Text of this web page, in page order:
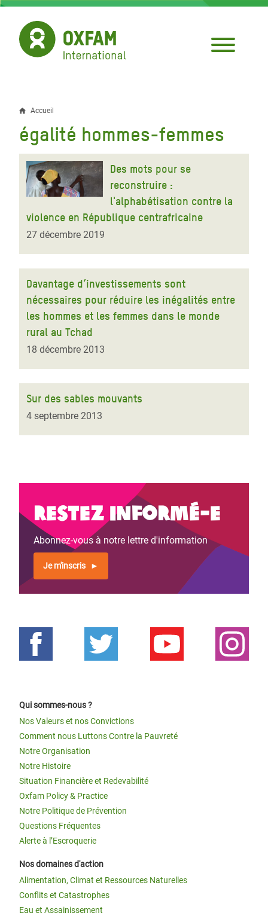
Aller
contenu
principal
Fil
d'Ariane
Accueil
égalité hommes-femmes
Des mots pour se
reconstruire :
l'alphabétisation contre la
violence en République centrafricaine
27 décembre 2019
Davantage d’investissements sont
nécessaires pour réduire les inégalités entre
les hommes et les femmes dans le monde
rural au Tchad
18 décembre 2013
Sur des sables mouvants
4 septembre 2013
Restez informé-e
Abonnez-vous à notre lettre d'information
Je m'inscris
Qui sommes-nous ?
Nos Valeurs et nos Convictions
Comment nous Luttons Contre la Pauvreté
Notre Organisation
Notre Histoire
Situation Financière et Redevabilité
Oxfam Policy & Practice
Notre Politique de Prévention
Questions Fréquentes
Alerte à l’Escroquerie
Nos domaines d'action
Alimentation, Climat et Ressources Naturelles
Conflits et Catastrophes
Eau et Assainissement